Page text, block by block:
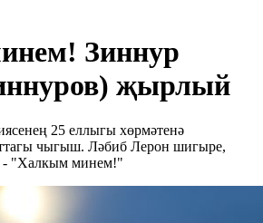
Зиннур
җырлый
25 еллыгы хөрмәтенә
чыгыш. Ләбиб Лерон шигыре,
- "Халкым минем!"